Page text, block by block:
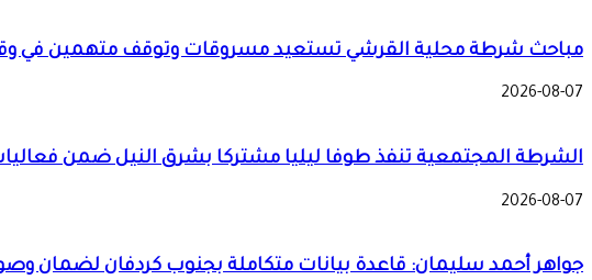
مباحث شرطة محلية القرشي تستعيد مسروقات وتوقف متهمين في
2026-08-07
الشرطة المجتمعية تنفذ طوفا ليليا مشتركا بشرق النيل ضمن
2026-08-07
جواهر أحمد سليمان: قاعدة بيانات متكاملة بجنوب كردفان لضمان وصول دعم الـ 15 ألف جوال